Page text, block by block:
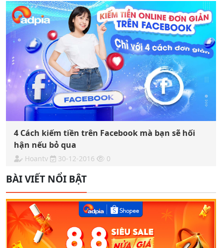
4 Cách kiếm tiền trên Facebook mà bạn sẽ hối
hận nếu bỏ qua
Hoantv 30-12-2016 0
BÀI VIẾT NỔI BẬT